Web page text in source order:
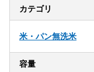
カテゴリ
米・パン無洗米
容量